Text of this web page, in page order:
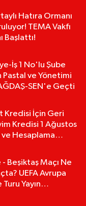
Hatıra Ormanı
TEMA Vakfı
Başlattı!
İş 1 No'lu Şube
ve Yönetimi
SEN'e Geçti
Kredisi İçin Geri
Kredisi 1 Ağustos
ve Hesaplama
Beşiktaş Maçı Ne
UEFA Avrupa
Yayın